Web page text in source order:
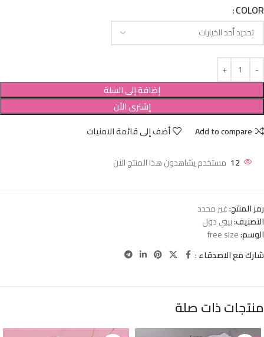
COLOR
إضافة إلى السلة
إشترى الأن
Add to compare
أضف إلى قائمة الامنيات
12 مستخدم يشاهدون هذا المنتج الآن
رمز المنتج:غير محدد
التصنيف:بيبي دول
الوسم:free size
شارك مع الاصدقاء :
منتجات ذات صلة